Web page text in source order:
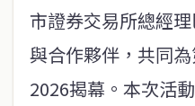
市證券交易所總經
與合作夥伴，共同
2026揭幕。本次活